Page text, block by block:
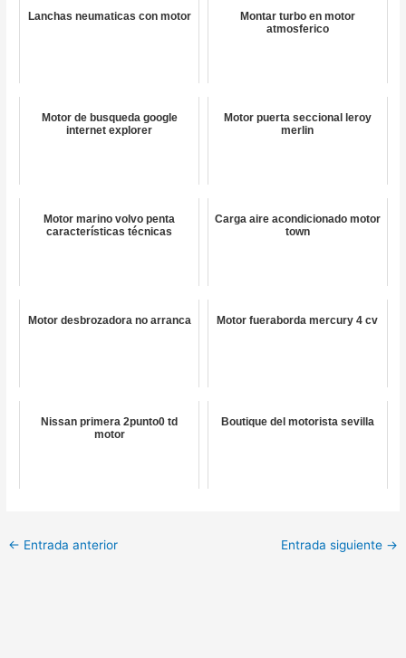
Lanchas neumaticas con motor
Montar turbo en motor
atmosferico
Motor de busqueda google
internet explorer
Motor puerta seccional leroy
merlin
Motor marino volvo penta
características técnicas
Carga aire acondicionado motor
town
Motor desbrozadora no arranca Motor fueraborda mercury 4 cv
Nissan primera 2punto0 td
motor
Boutique del motorista sevilla
← Entrada anterior Entrada siguiente →